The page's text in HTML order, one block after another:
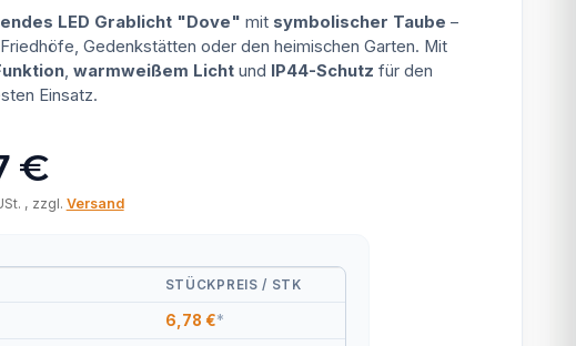
LED Grablicht "Dove" mit symbolischer Taube –
Gedenkstätten oder den heimischen Garten. Mit
, warmweißem Lichtund IP44-Schutz für den
Einsatz.
€
, zzgl. Versand
STÜCKPREIS / STK
6,78 €*